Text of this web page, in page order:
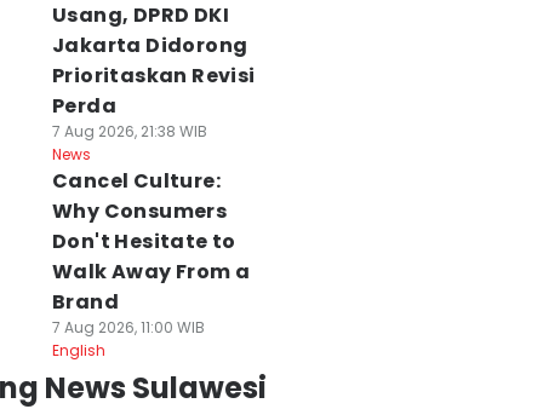
Usang, DPRD DKI
Jakarta Didorong
Prioritaskan Revisi
Perda
7 Aug 2026, 21:38 WIB
News
Cancel Culture:
Why Consumers
Don't Hesitate to
Walk Away From a
Brand
7 Aug 2026, 11:00 WIB
English
News Sulawesi